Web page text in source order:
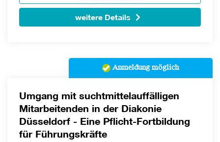
weitere Details
Anmeldung möglich
Umgang mit suchtmittelauffälligen
Mitarbeitenden in der Diakonie
Düsseldorf - Eine Pflicht-Fortbildung
für Führungskräfte